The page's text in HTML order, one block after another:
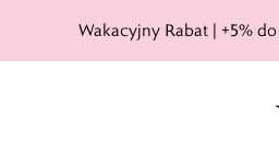
Wakacyjny Rabat | +5%